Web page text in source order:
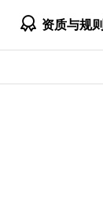
 资质与规则